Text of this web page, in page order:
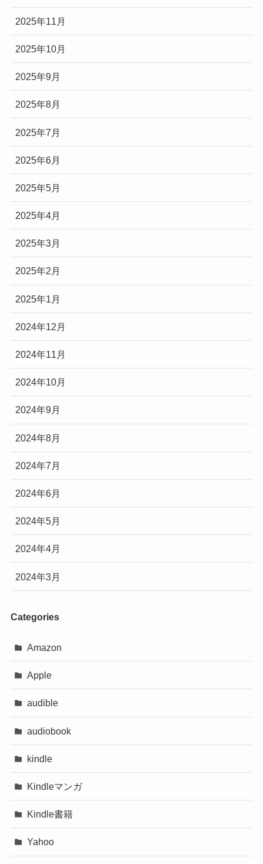
2025年11月
2025年10月
2025年9月
2025年8月
2025年7月
2025年6月
2025年5月
2025年4月
2025年3月
2025年2月
2025年1月
2024年12月
2024年11月
2024年10月
2024年9月
2024年8月
2024年7月
2024年6月
2024年5月
2024年4月
2024年3月
Categories
Amazon
Apple
audible
audiobook
kindle
Kindleマンガ
Kindle書籍
Yahoo